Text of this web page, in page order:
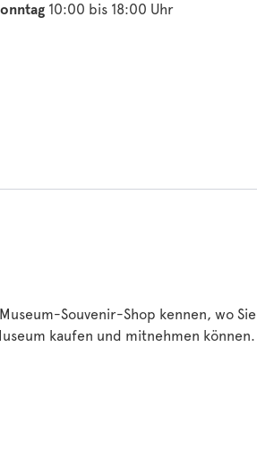
10:00 bis 18:00 Uhr
Souvenir-Shop kennen, wo Sie
kaufen und mitnehmen können.